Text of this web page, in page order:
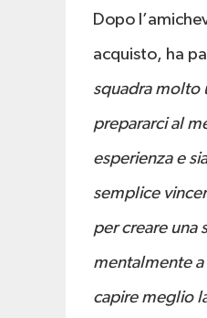
Dopo
acquisto, ha
squadra molto
prepararci al
esperienza e
semplice
per creare una
mentalmente
capire meglio